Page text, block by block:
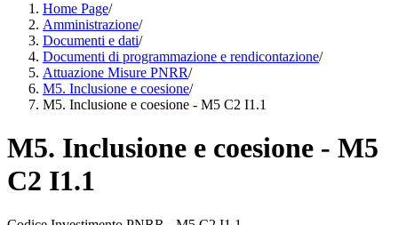
Home Page/
Amministrazione/
Documenti e dati/
Documenti di programmazione e rendicontazione/
Attuazione Misure PNRR/
M5. Inclusione e coesione/
M5. Inclusione e coesione - M5 C2 I1.1
M5. Inclusione e coesione - M5
C2 I1.1